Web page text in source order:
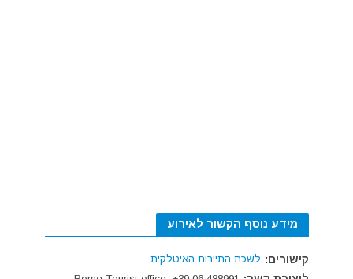
מידע נוסף הקשור לאירוע
קישורים: לשכת התיירות האיטלקית